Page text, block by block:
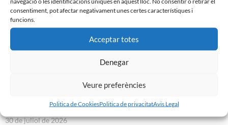
consentiment, pot afectar negativament unes certes característiques i
funcions.
Acceptar totes
Denegar
Veure preferències
Politica de CookiesPolitica de privacitatAvis Legal
GASTÓN VALLES, NOU JUGADOR DEL CE SABADELL
30 de juliol de 2026